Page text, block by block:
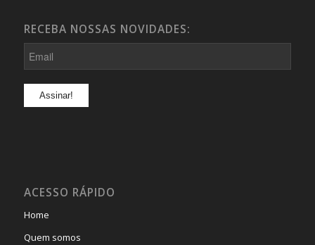
RECEBA NOSSAS NOVIDADES:
ACESSO RÁPIDO
Home
Quem somos